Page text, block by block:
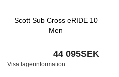
Scott Sub Cross eRIDE 10
Men
44 095SEK
Visa lagerinformation